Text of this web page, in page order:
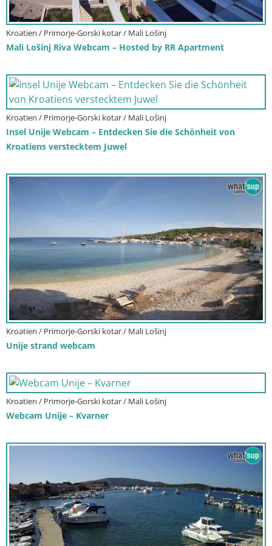
Kroatien / Primorje-Gorski kotar / Mali Lošinj
Mali Lošinj Riva Webcam – Hosted by RR Apartment
Kroatien / Primorje-Gorski kotar / Mali Lošinj
Insel Unije Webcam – Entdecken Sie die Schönheit von
Kroatiens verstecktem Juwel
Kroatien / Primorje-Gorski kotar / Mali Lošinj
Unije strand webcam
Kroatien / Primorje-Gorski kotar / Mali Lošinj
Webcam Unije – Kvarner